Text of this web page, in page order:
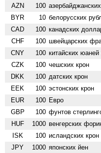
AZN 100
BYR 10 белорусских
CAD 100 канадских
CHF 100 швейцарских
CNY 100 китайских
CZK 100 чешских крон
DKK 100 датских крон
EEK 100 эстонских крон
EUR 100 Евро
GBP 100 фунтов
HUF 1000 венгерских
ISK 100 исландских крон
JPY 1000 японских йен